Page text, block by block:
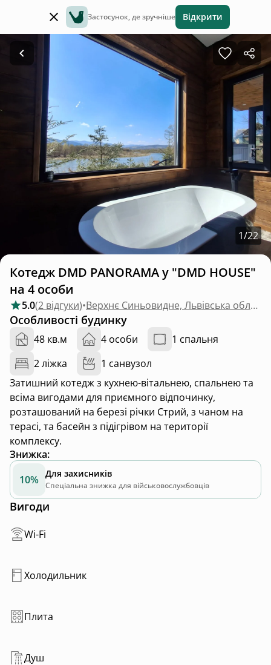
Застосунок, де зручніше Відкрити
1/22
Котедж DMD PANORAMA у "DMD HOUSE"
на 4 особи
5.0(2 відгуки)• Верхнє Синьовидне, Львівська область
Особливості будинку
48 кв.м 4 особи
1 спальня
2 ліжка
1 санвузол
Затишний котедж з кухнею-вітальнею, спальнею та
всіма вигодами для приємного відпочинку,
розташований на березі річки Стрий, з чаном на
терасі, та басейн з підігрівом на території
комплексу.
Знижка:
10% Для захисників
Спеціальна знижка для військовослужбовців
Вигоди
Wi-Fi
Холодильник
Плита
Душ